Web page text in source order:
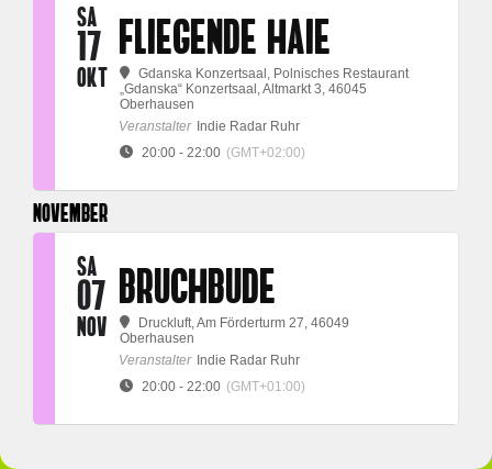
SA
17
OKT
FLIEGENDE HAIE
Gdanska Konzertsaal , Polnisches Restaurant
„Gdanska“ Konzertsaal, Altmarkt 3, 46045
Oberhausen
Veranstalter Indie Radar Ruhr
20:00 - 22:00 (GMT+02:00)
NOVEMBER
SA
07
NOV
BRUCHBUDE
Druckluft , Am Förderturm 27, 46049
Oberhausen
Veranstalter Indie Radar Ruhr
20:00 - 22:00 (GMT+01:00)